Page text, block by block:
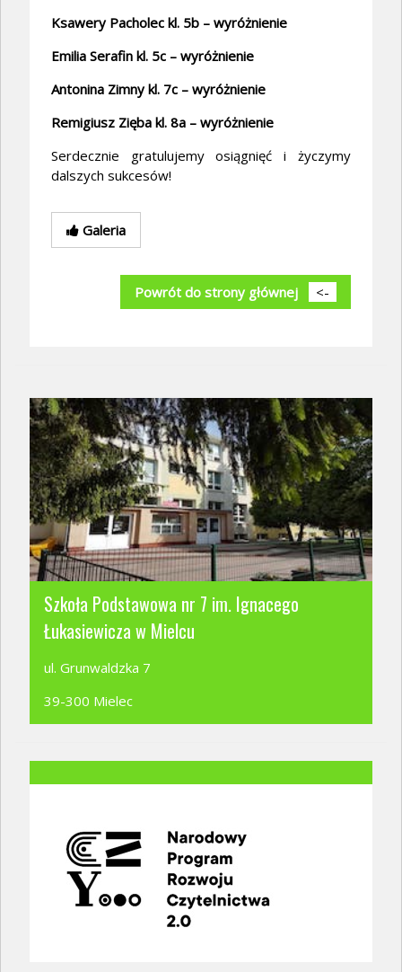
Ksawery Pacholec kl. 5b – wyróżnienie
Emilia Serafin kl. 5c – wyróżnienie
Antonina Zimny kl. 7c – wyróżnienie
Remigiusz Zięba kl. 8a – wyróżnienie
Serdecznie gratulujemy osiągnięć i życzymy
dalszych sukcesów!
Galeria
Powrót do strony głównej <-
Szkoła Podstawowa nr 7 im. Ignacego
Łukasiewicza w Mielcu
ul. Grunwaldzka 7
39-300 Mielec